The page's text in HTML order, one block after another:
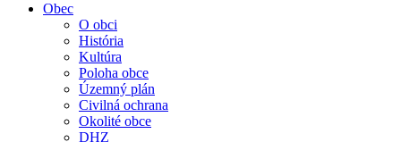
Obec
O obci
História
Kultúra
Poloha obce
Územný plán
Civilná ochrana
Okolité obce
DHZ